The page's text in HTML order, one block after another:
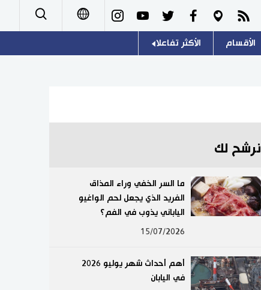
Español
الأقسام
اقتصاد
لايف ستايل
الأكثر تفاعلا
نرشح لك
ما السر الخفي وراء المذاق
الفريد الذي يجعل لحم الواغيو
الياباني يذوب في الفم؟
15/07/2026
أهم أحداث شهر يوليو 2026
في اليابان